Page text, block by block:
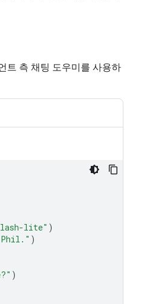
트 측 채팅 도우미를 사용하
lite" )
Phil." )
)